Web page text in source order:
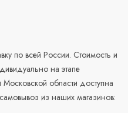
по всей России. Стоимость и
на этапе
области доступна
из наших магазинов: